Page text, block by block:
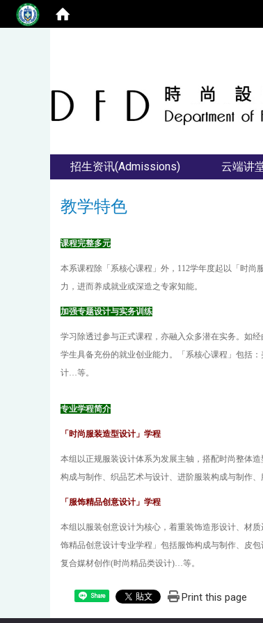
招生资讯(Admissions) 云端讲
教学特色
课程完整多元
本系课程除 「系核心课程」 外，112学年度起以「时尚
力，进而养成就业或深造之专家知能。
加强专题设计与实务训练
学习 除透过参与正式课程，亦融入众多潜在实务。如经
学生具备充份的就业创业能力。
「系核心课程」包括
计…等。
专业学程简介
「时尚服装造型设计」学程
本组以正规服装设计体系为发展主轴，搭配时尚整体
构成与制作、织品艺术与设计、进阶服装构成与制作
「服饰精品创意设计」学程
本组以服装创意设计为核心，着重装饰造形设计、 材质
饰精品创意设计专业学程」包括服饰构成与制作、皮
复合媒材创作(时尚精品类设计)…等。
Share Print this page